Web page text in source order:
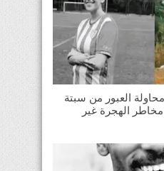
العبور من سبتة
الهجرة غير